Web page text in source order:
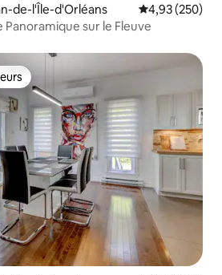
de-l'Île-d'Orléans Note
4,93 (250)
Panoramique sur le Fleuve